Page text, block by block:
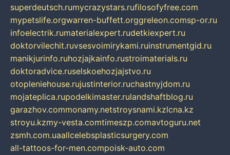
superdeutsch.rumycrazystars.rufilosofyfree.com
mypetslife.orgwarren-buffett.orggreleon.comsp-or.ru
infoelectrik.rumaterialexpert.rudetkiexpert.ru
doktorvilechit.ruvsesvoimirykami.ruinstrumentgid.ru
manikjurinfo.ruhozjajkainfo.rustroimaterials.ru
doktoradvice.ruselskoehozjajstvo.ru
otopleniehouse.rujustinterior.ruchastnyjdom.ru
mojateplica.rupodelkimaster.rulandshaftblog.ru
garazhov.commonamy.netstroysnami.kzlcna.kz
stroyu.kzmy-vesta.comtimeszp.comavtoguru.net
zsmh.com.uaallcelebsplasticsurgery.com
all-tattoos-for-men.compoisk-auto.com